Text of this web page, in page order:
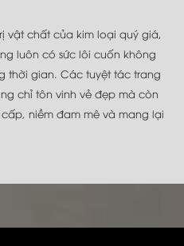
vật chất của kim loại quý giá,
luôn có sức lôi cuốn không
thời gian. Các tuyệt tác trang
chỉ tôn vinh vẻ đẹp mà còn
niềm đam mê và mang lại